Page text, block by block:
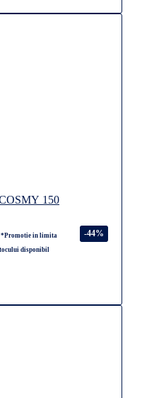
150
*Promotie in limita
disponibil
-44%